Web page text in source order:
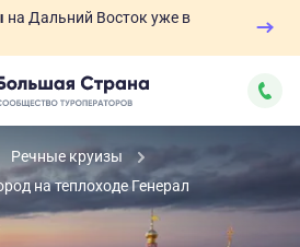
на Дальний Восток уже в
Речные круизы
на теплоходе Генерал